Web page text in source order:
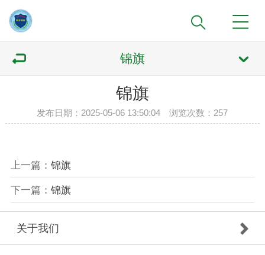
锦旗
锦旗
发布日期：2025-05-06 13:50:04 浏览次数： 257
上一篇： 锦旗
下一篇： 锦旗
关于我们